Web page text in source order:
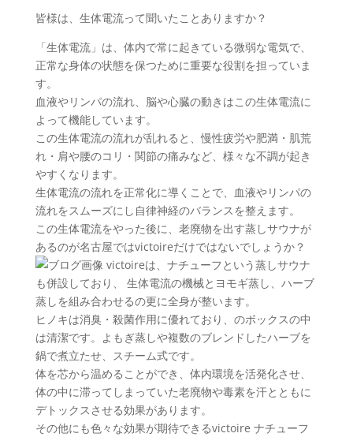
皆様は、生体電流って聞いたことありますか？
「生体電流」は、体内で常に起きている微弱な電気で、
正常な身体の状態を保つために重要な役割を担っていま
す。
血液やリンパの流れ、脳や心臓の動きはこの生体電流に
よって機能しています。
この生体電流の流れが乱れると、慢性疲労や肥満・肌荒
れ・肩や腰のコリ・関節の痛みなど、様々な不調が起き
やすくなります。
生体電流の流れを正常化に導くことで、血液やリンパの
流れをスムーズにし自律神経のバランスを整えます。
この生体電流をやった後に、老廃物を出す蒸しサウナが
あるのが名古屋ではvictoireだけではないでしょうか？
victoireは、ナチューフという蒸しサウナ
も併設しており、 生体電流の機械とヨモギ蒸し、ハーブ
蒸しを組み合わせるの更に全身が整います。
ヒノキは消臭・殺菌作用に優れており、のボックスの中
は清潔です。よもぎ蒸しや複数のブレンドしたハーブを
鍋で煮立たせ、スチーム式です。
体を芯から温めることができ、体内環境を活発化させ、
体の中に滞ってしまっていた老廃物や毒素を汗とともに
デトックスさせる効果があります。
その他にも色々な効果が期待できるvictoire ナチューフ